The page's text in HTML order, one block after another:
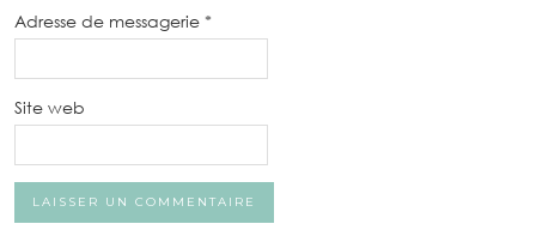
Adresse de messagerie *
Site web